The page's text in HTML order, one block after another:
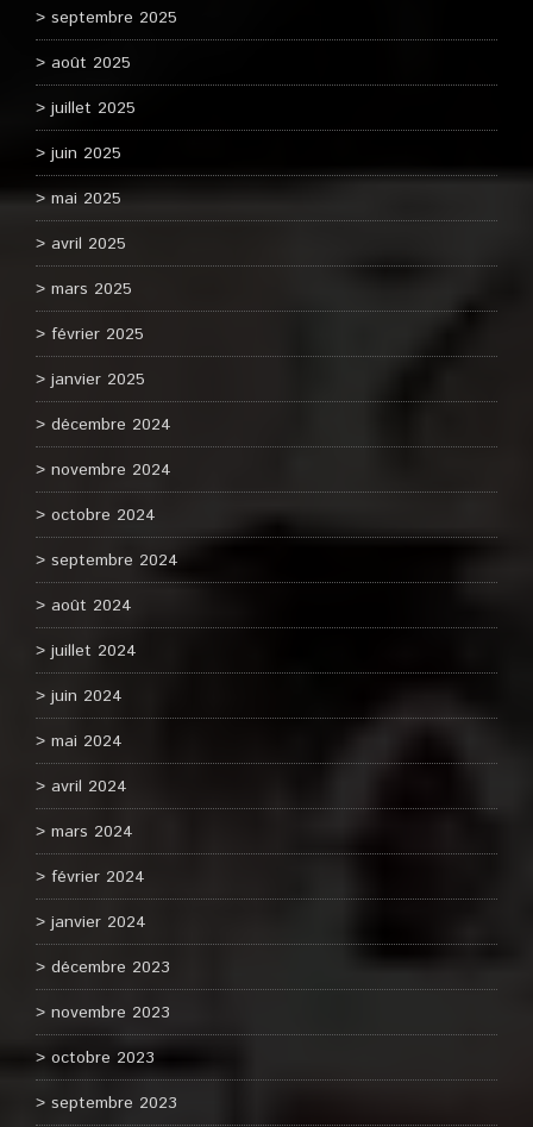
septembre 2025
août 2025
juillet 2025
juin 2025
mai 2025
avril 2025
mars 2025
février 2025
janvier 2025
décembre 2024
novembre 2024
octobre 2024
septembre 2024
août 2024
juillet 2024
juin 2024
mai 2024
avril 2024
mars 2024
février 2024
janvier 2024
décembre 2023
novembre 2023
octobre 2023
septembre 2023